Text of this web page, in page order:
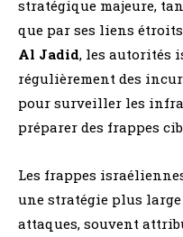
stratégique majeure,
que par ses liens
Al Jadid, les autorités
régulièrement des
pour surveiller les
préparer des frappes
Les frappes
une stratégie plus
attaques, souvent